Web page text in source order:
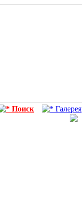
Поиск Галерея